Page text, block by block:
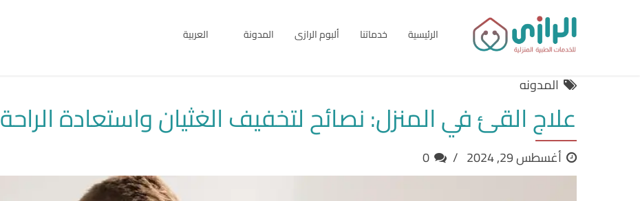
الرئيسية خدماتنا ألبوم الرازى المدونة العربية
المدونه
علاج القئ في المنزل: نصائح لتخفيف الغثيان واستعادة الراحة
أغسطس 29, 2024 0